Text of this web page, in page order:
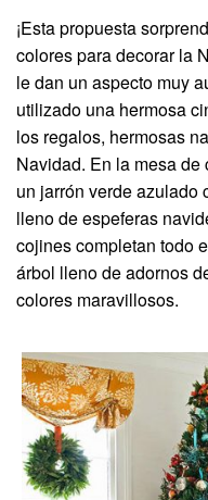
¡Esta propuesta
colores para decorar la
le dan un aspecto muy
utilizado una hermosa
los regalos, hermosas
Navidad. En la mesa
un jarrón verde azulado
lleno de espeferas
cojines completan todo
árbol lleno de adornos
colores maravillosos.